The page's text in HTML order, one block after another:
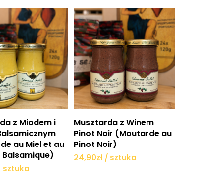
do koszyka
z Miodem i
au Miel et au
Balsamique)
sztuka
Dodaj do koszyka
Musztarda z Winem
Pinot Noir (Moutarde au
Pinot Noir)
24,90zł / sztuka